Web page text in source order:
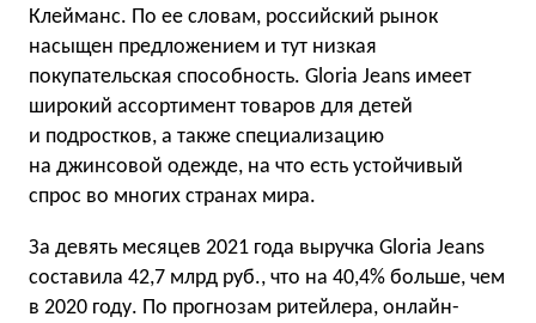
Клейманс. По ее словам, российский рынок
насыщен предложением и тут низкая
покупательская способность. Gloria Jeans имеет
широкий ассортимент товаров для детей
и подростков, а также специализацию
на джинсовой одежде, на что есть устойчивый
спрос во многих странах мира.
За девять месяцев 2021 года выручка Gloria Jeans
составила 42,7 млрд руб., что на 40,4% больше, чем
в 2020 году. По прогнозам ритейлера, онлайн-